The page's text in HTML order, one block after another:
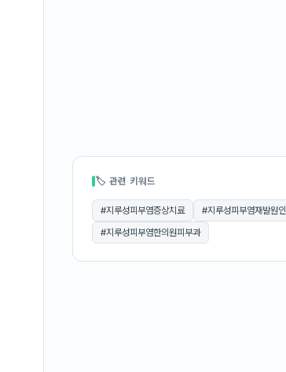
🏷 관련 키워드
#지루성피부염증상치료 #지루성피부염재발원인
#지루성피부염한의원피부과